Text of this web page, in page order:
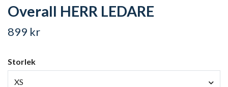
Overall HERR LEDARE
899 kr
Storlek
XS